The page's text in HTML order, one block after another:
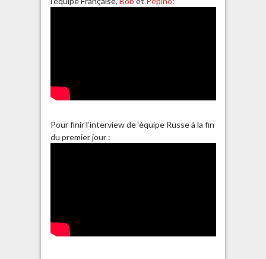
Pour finir l’interview de ‘équipe Russe à la fin
du premier jour :